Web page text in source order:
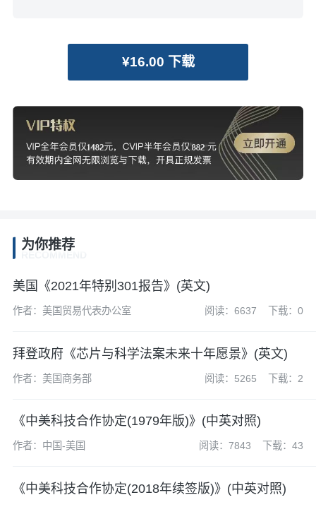
¥16.00 下载
为你推荐
美国《2021年特别301报告》(英文)
作者：美国贸易代表办公室 阅读：6637 下载：0
拜登政府《芯片与科学法案未来十年愿景》(英文)
作者：美国商务部 阅读：5265 下载：2
《中美科技合作协定(1979年版)》(中英对照)
作者：中国-美国 阅读：7843 下载：43
《中美科技合作协定(2018年续签版)》(中英对照)